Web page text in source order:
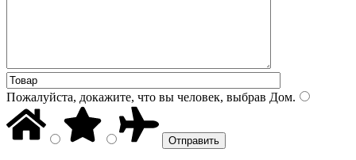
Пожалуйста, докажите, что вы человек, выбрав Дом.